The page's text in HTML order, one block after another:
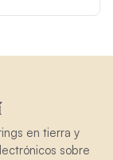
en tierra y
sobre